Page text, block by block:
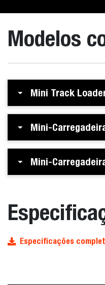
Modelos
Mini Track
Mini-
Mini-
Especificações